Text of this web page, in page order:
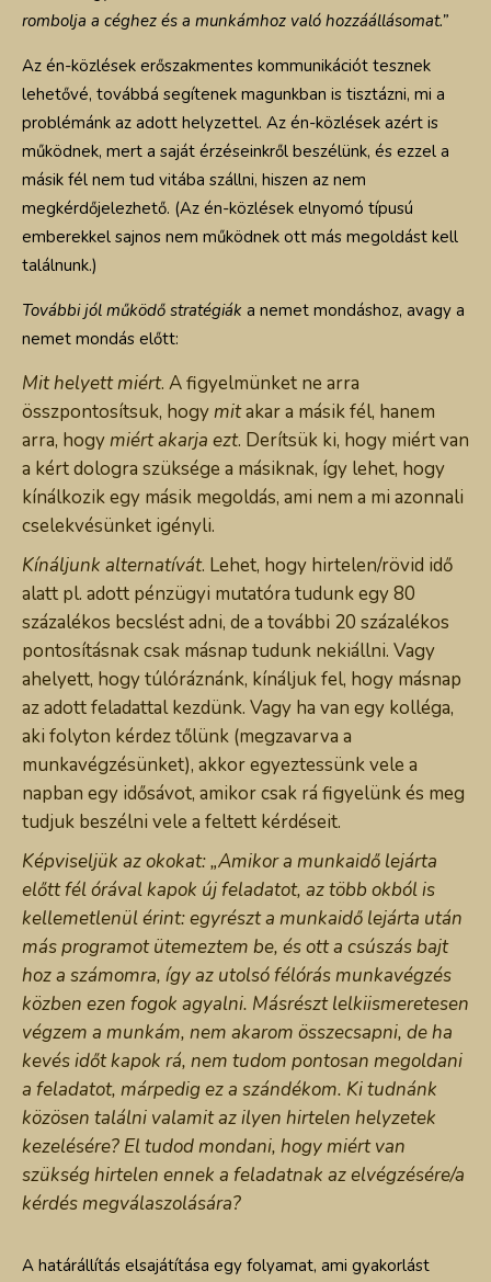
rombolja a céghez és a munkámhoz való hozzáállásomat.”
Az én-közlések erőszakmentes kommunikációt tesznek
lehetővé, továbbá segítenek magunkban is tisztázni, mi a
problémánk az adott helyzettel. Az én-közlések azért is
működnek, mert a saját érzéseinkről beszélünk, és ezzel a
másik fél nem tud vitába szállni, hiszen az nem
megkérdőjelezhető. (Az én-közlések elnyomó típusú
emberekkel sajnos nem működnek ott más megoldást kell
találnunk.)
További jól működő stratégiák a nemet mondáshoz, avagy a
nemet mondás előtt:
Mit helyett miért. A figyelmünket ne arra
összpontosítsuk, hogymitakar a másik fél, hanem
arra, hogymiért akarja ezt. Derítsük ki, hogy miért van
a kért dologra szüksége a másiknak, így lehet, hogy
kínálkozik egy másik megoldás, ami nem a mi azonnali
cselekvésünket igényli.
Kínáljunk alternatívát. Lehet, hogy hirtelen/rövid idő
alatt pl. adott pénzügyi mutatóra tudunk egy 80
százalékos becslést adni, de a további 20 százalékos
pontosításnak csak másnap tudunk nekiállni. Vagy
ahelyett, hogy túlóráznánk, kínáljuk fel, hogy másnap
az adott feladattal kezdünk. Vagy ha van egy kolléga,
aki folyton kérdez tőlünk (megzavarva a
munkavégzésünket), akkor egyeztessünk vele a
napban egy idősávot, amikor csak rá figyelünk és meg
tudjuk beszélni vele a feltett kérdéseit.
Képviseljük az okokat: „Amikor a munkaidő lejárta
előtt fél órával kapok új feladatot, az több okból is
kellemetlenül érint: egyrészt a munkaidő lejárta után
más programot ütemeztem be, és ott a csúszás bajt
hoz a számomra, így az utolsó félórás munkavégzés
közben ezen fogok agyalni. Másrészt lelkiismeretesen
végzem a munkám, nem akarom összecsapni, de ha
kevés időt kapok rá, nem tudom pontosan megoldani
a feladatot, márpedig ez a szándékom. Ki tudnánk
közösen találni valamit az ilyen hirtelen helyzetek
kezelésére? El tudod mondani, hogy miért van
szükség hirtelen ennek a feladatnak az elvégzésére/a
kérdés megválaszolására?
A határállítás elsajátítása egy folyamat, ami gyakorlást